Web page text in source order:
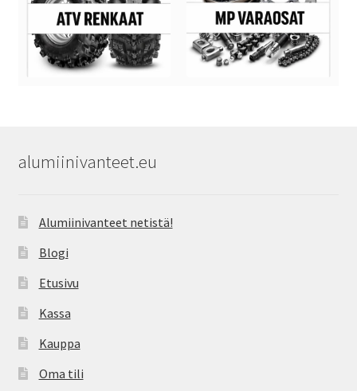
alumiinivanteet.eu
Alumiinivanteet netistä!
Blogi
Etusivu
Kassa
Kauppa
Oma tili